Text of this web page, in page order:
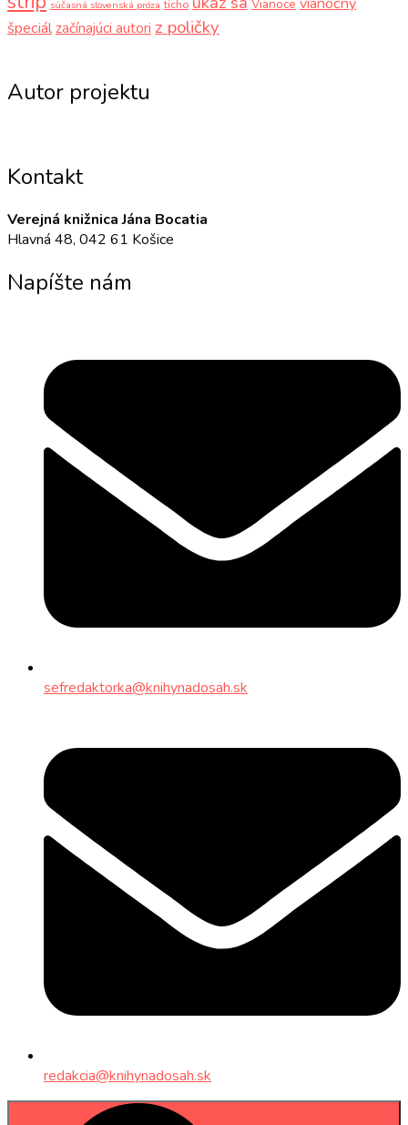
súčasná slovenská próza ticho Vianoce
špeciál začínajúci autori z poličky
Autor projektu
Kontakt
Verejná knižnica Jána Bocatia
Hlavná 48, 042 61 Košice
Napíšte nám
sefredaktorka@knihynadosah.sk
redakcia@knihynadosah.sk